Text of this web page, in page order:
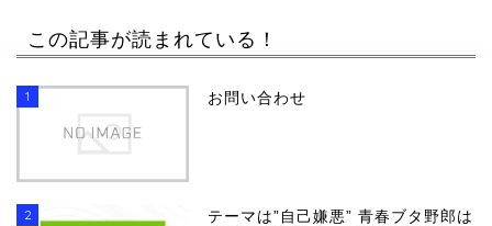
この記事が読まれている！
1 お問い合わせ
2
テーマは”自己嫌悪” 青春ブタ野郎は